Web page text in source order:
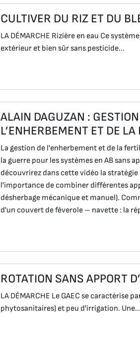
CULTIVER DU RIZ ET DU
LA DÉMARCHE Rizière en eau Ce
extérieur et bien sûr sans pesticide...
ALAIN DAGUZAN :
L’ENHERBEMENT ET DE
La gestion de l'enherbement et de la
la guerre pour les systèmes en AB sans
découvrirez dans cette vidéo la stratégie
l'importance de combiner différentes
désherbage mécanique et manuel).
d'un couvert de féverole – navette : la
ROTATION SANS APPORT
LA DÉMARCHE Le GAEC se
phytosanitaires) et peu d'irrigation. Une...